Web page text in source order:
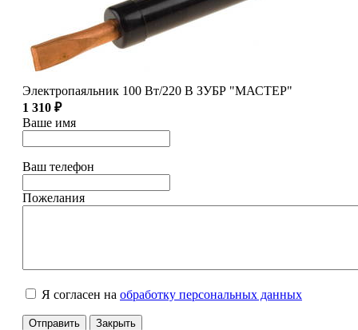
Электропаяльник 100 Вт/220 В ЗУБР "МАСТЕР"
1 310 ₽
Ваше имя
Ваш телефон
Пожелания
Я согласен на обработку персональных данных
Отправить Закрыть